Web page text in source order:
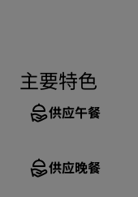
主要特色
供应午餐
供应晚餐